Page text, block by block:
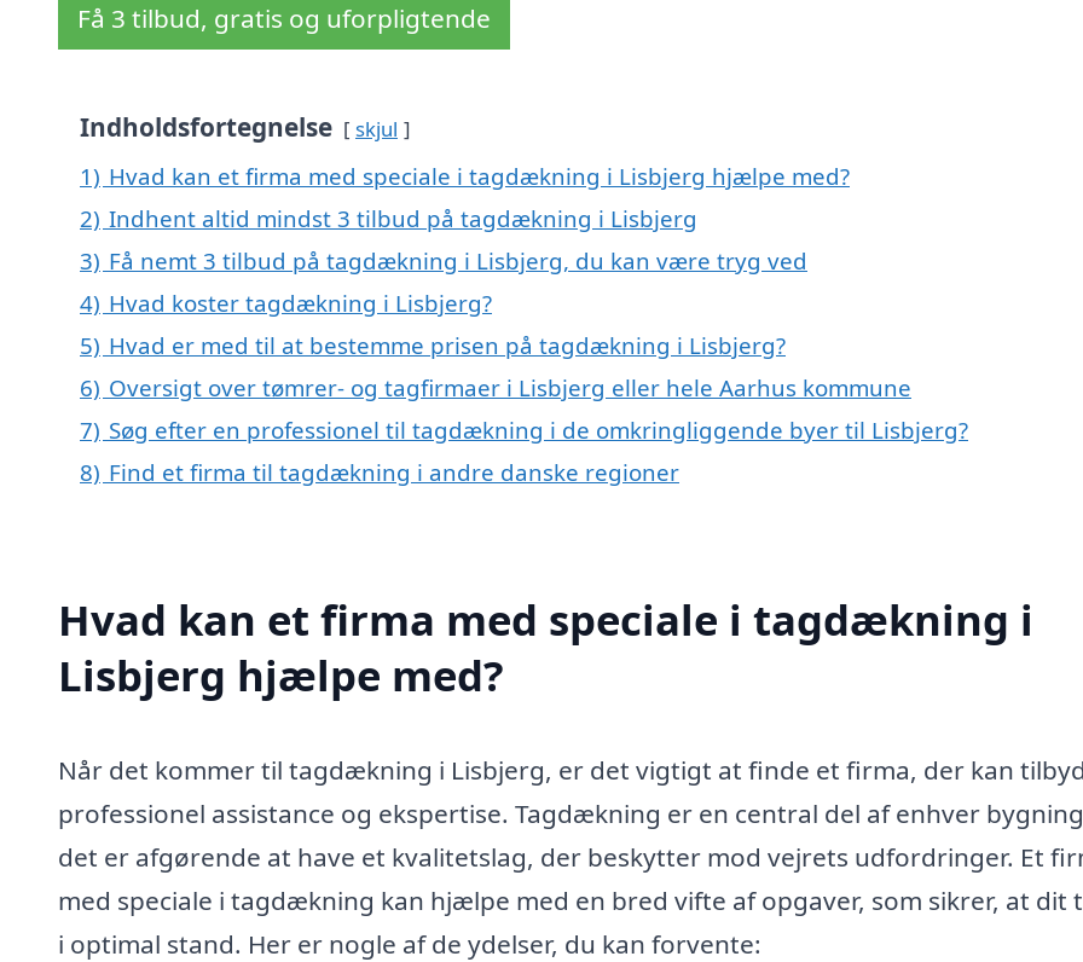
Få 3 tilbud, gratis og uforpligtende
Indholdsfortegnelse skjul
1) Hvad kan et firma med speciale i tagdækning i Lisbjerg hjælpe med?
2) Indhent altid mindst 3 tilbud på tagdækning i Lisbjerg
3) Få nemt 3 tilbud på tagdækning i Lisbjerg, du kan være tryg ved
4) Hvad koster tagdækning i Lisbjerg?
5) Hvad er med til at bestemme prisen på tagdækning i Lisbjerg?
6) Oversigt over tømrer- og tagfirmaer i Lisbjerg eller hele Aarhus kommune
7) Søg efter en professionel til tagdækning i de omkringliggende byer til Lisbjerg?
8) Find et firma til tagdækning i andre danske regioner
Hvad kan et firma med speciale i tagdækning i
Lisbjerg hjælpe med?
Når det kommer til tagdækning i Lisbjerg, er det vigtigt at finde et firma, der kan
professionel assistance og ekspertise. Tagdækning er en central del af enhver
det er afgørende at have et kvalitetslag, der beskytter mod vejrets udfordringer. Et
med speciale i tagdækning kan hjælpe med en bred vifte af opgaver, som sikrer, at dit
i optimal stand. Her er nogle af de ydelser, du kan forvente: